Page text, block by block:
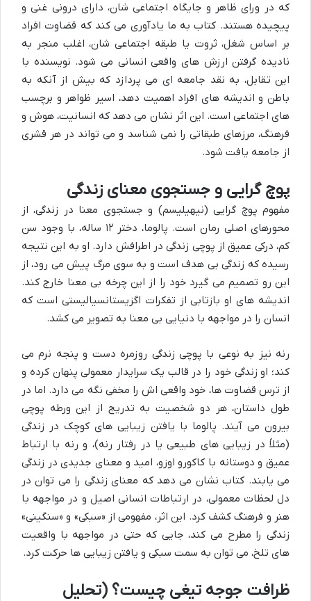
که در ورای ظاهر و جایگاه اجتماعی شان، دارای درونی غنی و
پیچیده هستند. کتاب به ما یادآوری می کند که قضاوت افراد
بر اساس شغل، ثروت یا طبقه اجتماعی شان، اغلب منجر به
نادیده گرفتن ارزش های واقعی انسانی می شود. نویسنده با
این تقابل، به نقد جامعه ای می پردازد که بیش از آنکه به
باطن و اندیشه های افراد اهمیت دهد، اسیر ظواهر و برچسب
های اجتماعی است. این اثر نشان می دهد که انسانیت، هوش و
فرهنگ، مرزهای طبقاتی را نمی شناسد و می تواند در هر قشری
از جامعه یافت شود.
پوچ گرایی و جستجوی معنای زندگی
مفهوم پوچ گرایی (نیهیلیسم) و جستجوی معنا در زندگی، از
محورهای اصلی رمان است. پالوما، دختر ۱۲ ساله، با وجود سن
کم، درکی عمیق از پوچی زندگی در اطرافش دارد. او به این نتیجه
رسیده که زندگی بی هدف است و به سوی مرگ پیش می رود، از
این رو تصمیم می گیرد خود را از این چرخه بی معنا خارج کند.
اندیشه های او بازتابی از تفکرات اگزیستانسیالیستی است که
انسان را در مواجهه با دنیایی بی معنا به تصویر می کشد.
رنه نیز به نوعی با پوچی زندگی روزمره دست و پنجه نرم می
کند؛ او زندگی خود را در قالب یک سرایدار معمولی پنهان کرده و
از ترس قضاوت ها، خود واقعی اش را مخفی نگه می دارد. اما در
طول داستان، هر دو شخصیت به تدریج از این ورطه پوچی
بیرون می آیند. پالوما با یافتن زیبایی های کوچک در زندگی
(مثلاً در زیبایی های طبیعی یا در رفتار رنه)، و رنه با ارتباط
عمیق و دوستانه با کاکورو اوزو، امید و معنای جدیدی در زندگی
می یابند. کتاب نشان می دهد که معنای زندگی را می توان در
دل لحظات معمولی، در ارتباطات انسانی اصیل و در مواجهه با
هنر و فرهنگ کشف کرد. این اثر، مفهومی از «سبکی» و «سنگینی»
زندگی را مطرح می کند، جایی که حتی در مواجهه با واقعیت
های تلخ، می توان به سمت سبکی و یافتن زیبایی ها حرکت کرد.
ظرافت جوجه تیغی چیست؟ (تحلیل